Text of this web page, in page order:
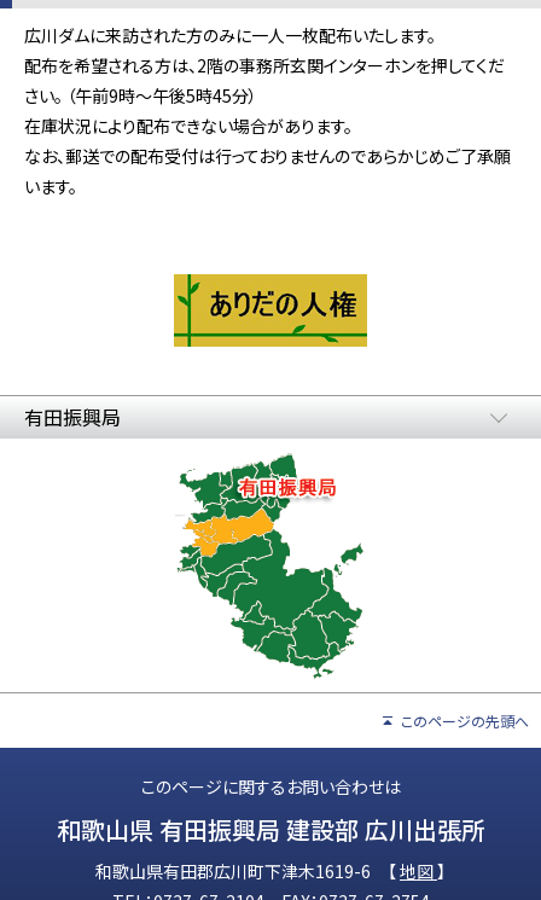
広川ダムに来訪された方のみに一人一枚配布いたします。
配布を希望される方は、2階の事務所玄関インターホンを押してくだ
さい。 （午前9時～午後5時45分）
在庫状況により配布できない場合があります。
なお、郵送での配布受付は行っておりませんのであらかじめご了承願
います。
有田振興局
このページの先頭へ
このページに関するお問い合わせは
和歌山県 有田振興局 建設部 広川出張所
和歌山県有田郡広川町下津木1619-6 【地図】